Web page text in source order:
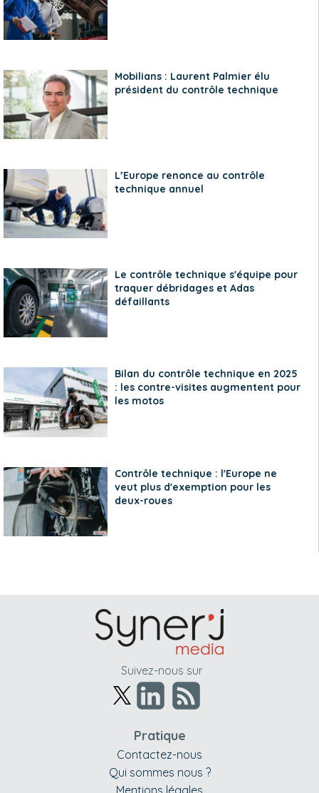
Mobilians : Laurent Palmier élu
président du contrôle technique
L’Europe renonce au contrôle
technique annuel
Le contrôle technique s'équipe pour
traquer débridages et Adas
défaillants
Bilan du contrôle technique en 2025
: les contre-visites augmentent pour
les motos
Contrôle technique : l'Europe ne
veut plus d'exemption pour les
deux-roues
Suivez-nous sur
Pratique
Contactez-nous
Qui sommes nous ?
Mentions légales